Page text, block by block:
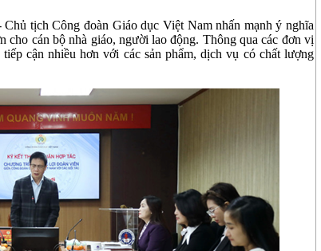
tịch Công đoàn Giáo dục Việt Nam nhấn mạnh ý nghĩa
cho cán bộ nhà giáo, người lao động. Thông qua các đơn vị
cận nhiều hơn với các sản phẩm, dịch vụ có chất lượng